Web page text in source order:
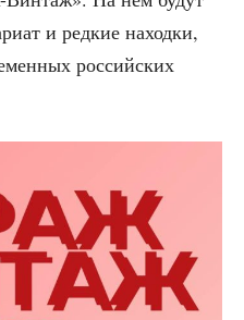
и ред­кие наход­ки,
рос­сий­ских